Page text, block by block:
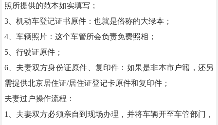
照所提供的范本如实填写；
3、机动车登记证书原件：也就是俗称的大绿本；
4、车辆照片：这个车管所会负责免费照相；
5、行驶证原件；
6、夫妻双方身份证原件、复印件：如果是非本市户籍，还另
需提供北京居住证/居住证登记卡原件和复印件；
夫妻过户操作流程：
1、夫妻双方必须亲自到现场办理，并将车辆开至车管部门，